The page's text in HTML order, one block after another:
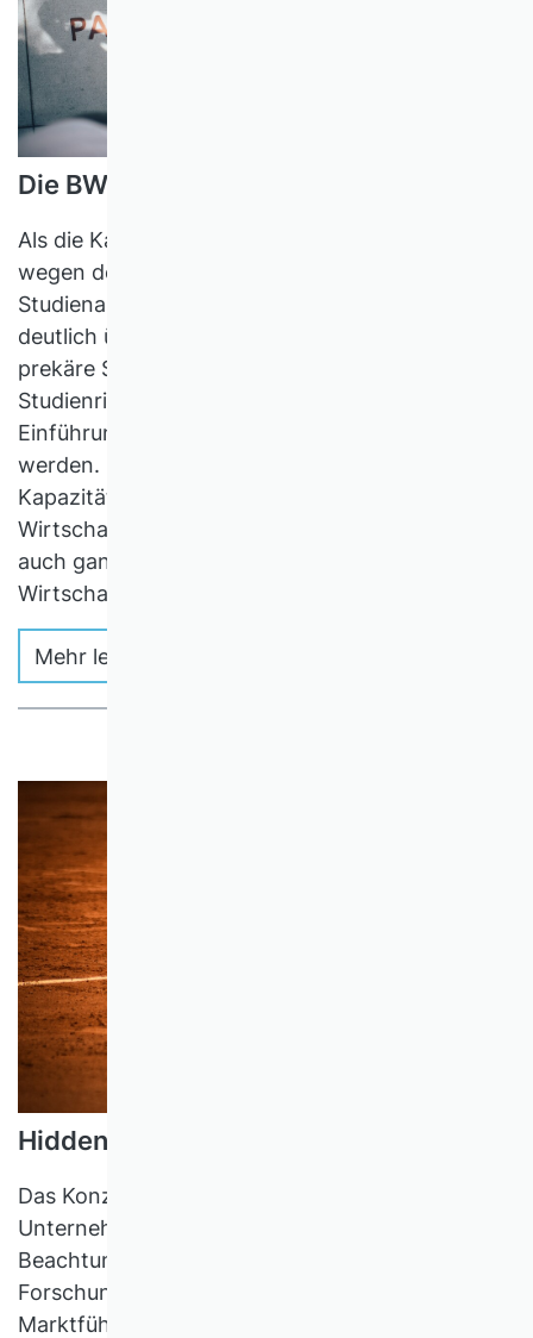
Die BWL gab die Opferrolle ab
Als die Kapazitätsgrenzen der WISO-Fakultäten
wegen der starken Zunahme der
Studienanfängerinnen und Studienanfänger
deutlich überschritten wurden, entstand eine
prekäre Situation. Die Gleichstellung mit anderen
Studienrichtungen musste durch eine Klage auf
Einführung des Numerus clausus hergestellt
werden. Nach dessen Einführung wurden die
Kapazitäten durch neue BWL-Lehrstühle,
Wirtschaftswissenschaftliche Fakultäten und
auch ganze Hochschulen mit Schwerpunkt
Wirtschaft stark erweitert.
Mehr lesen
Hidden Champions
Das Konzept der Hidden Champions hat in
Unternehmenspraxis und Politik enorme
Beachtung erfahren. In der wissenschaftlichen
Forschung ist diese neue Kategorie von
Marktführern, die zwischen klassischem